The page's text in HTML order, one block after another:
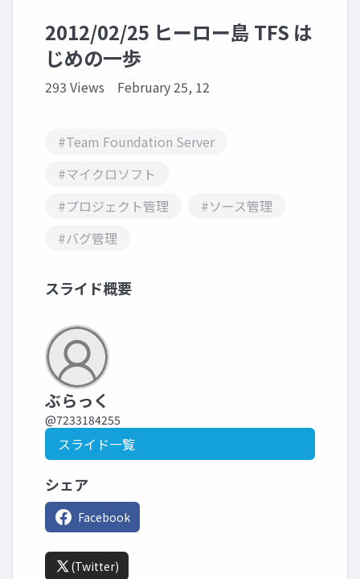
2012/02/25 ヒーロー島 TFS は
じめの一歩
293 Views February 25, 12
#Team Foundation Server
#マイクロソフト
#プロジェクト管理
#ソース管理
#バグ管理
スライド概要
ぶらっく
@7233184255
スライド一覧
シェア
Facebook
(Twitter)